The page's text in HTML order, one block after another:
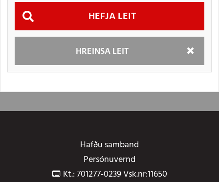
HREINSA LEIT
Hefja
Hafðu samband
Persónuvernd
Kt.: 701277-0239 Vsk.nr:11650